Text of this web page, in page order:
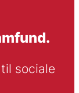
sociale